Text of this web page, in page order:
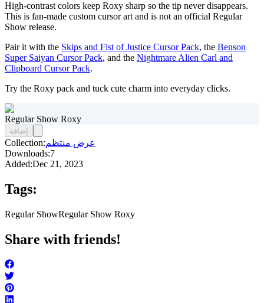
High-contrast colors keep Roxy sharp so the tip never disappears.
This is fan-made custom cursor art and is not an official Regular
Show release.
Pair it with the Skips and Fist of Justice Cursor Pack, the Benson
Super Saiyan Cursor Pack, and the Nightmare Alien Carl and
Clipboard Cursor Pack.
Try the Roxy pack and tuck cute charm into everyday clicks.
Regular Show Roxy
إضافة
Collection:عرض منتظم
Downloads:7
Added:Dec 21, 2023
Tags:
Regular ShowRegular Show Roxy
Share with friends!